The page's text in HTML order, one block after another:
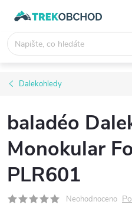
obsah
Dalekohledy
baladéo
Monokular
PLR601
Neohodnoceno